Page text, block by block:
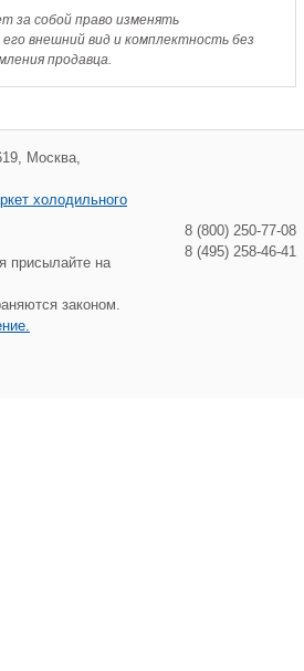
за собой право изменять
внешний вид и комплектность без
продавца.
Москва
присылайте на
законом.
8 (800) 250-77-08
8 (495) 258-46-41